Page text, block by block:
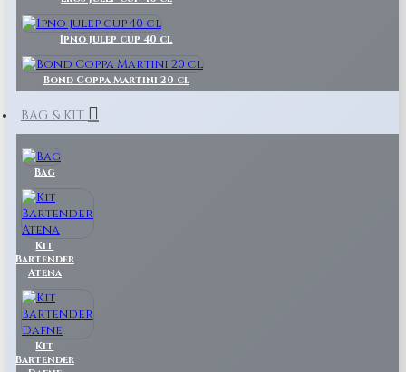
Ipno julep cup 40 cl
Bond Coppa Martini 20 cl
BAG & KIT
Bag
Kit
Bartender
Atena
Kit
Bartender